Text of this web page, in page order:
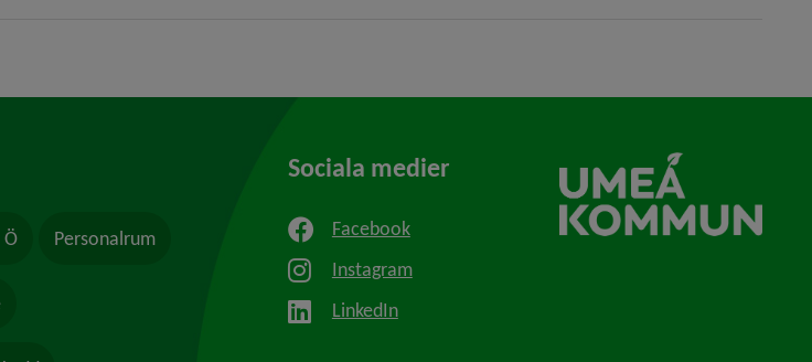
Personalrum
Sociala medier
Facebook
Instagram
LinkedIn